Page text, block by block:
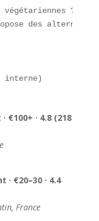
?**
des
interne)
€100+ · 4.8 (218
€20–30 · 4.4
France